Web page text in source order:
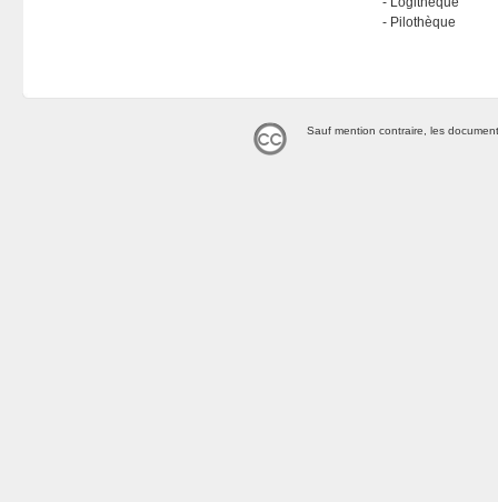
Pilothèque
Sauf mention contraire, les